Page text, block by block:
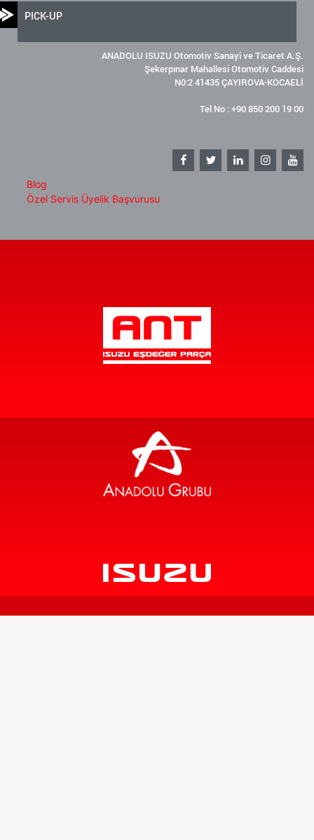
PICK-UP
ANADOLU ISUZU Otomotiv Sanayi ve Ticaret A.Ş.
Şekerpınar Mahallesi Otomotiv Caddesi
N0:2 41435 ÇAYIROVA-KOCAELİ
Tel No : +90 850 200 19 00
Blog
Özel Servis Üyelik Başvurusu